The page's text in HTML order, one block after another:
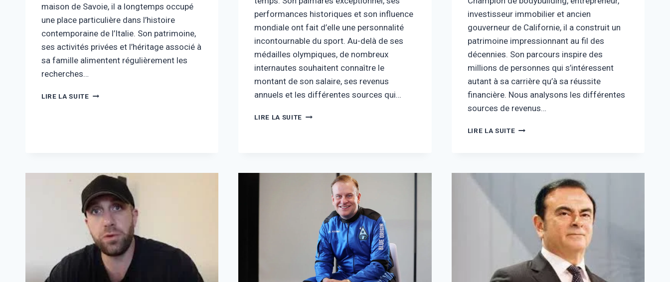
maison de Savoie, il a longtemps occupé
une place particulière dans l’histoire
contemporaine de l’Italie. Son patrimoine,
ses activités privées et l’héritage associé à
sa famille alimentent régulièrement les
recherches…
LIRE LA SUITEVICTOR-
LA
RICHESSE
DU
PRINCE
EN
2026
?
performances historiques et son influence
mondiale ont fait d’elle une personnalité
incontournable du sport. Au-delà de ses
médailles olympiques, de nombreux
internautes souhaitent connaître le
montant de son salaire, ses revenus
annuels et les différentes sources qui…
LIRE LA SUITE SALAIRE
RÉELLEMENT
CHAMPIONNE
OLYMPIQUE
investisseur immobilier et ancien
gouverneur de Californie, il a construit un
patrimoine impressionnant au fil des
décennies. Son parcours inspire des
millions de personnes qui s’intéressent
autant à sa carrière qu’à sa réussite
financière. Nous analysons les différentes
sources de revenus…
LIRE LA SUITEFORTUNE
RÉELLEMENT
L’ACTEUR
2026